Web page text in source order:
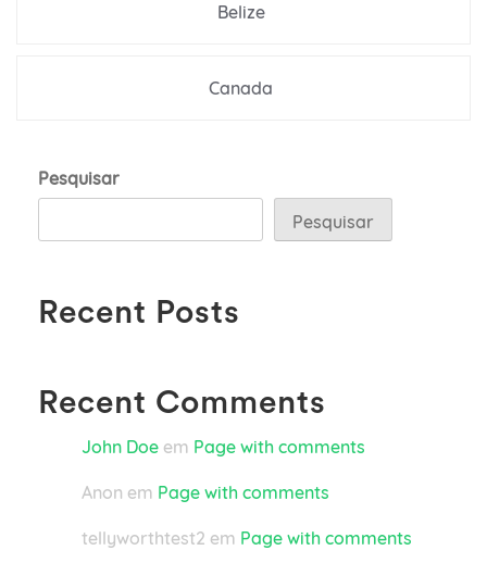
Belize
Canada
Pesquisar
Pesquisar
Recent Posts
Recent Comments
John Doe em Page with comments
Anon em Page with comments
tellyworthtest2 em Page with comments